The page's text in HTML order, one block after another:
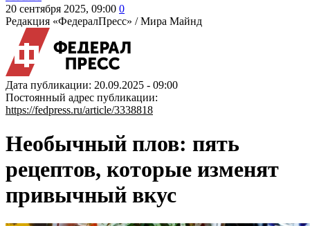
20 сентября 2025, 09:00 0
Редакция «ФедералПресс» /Мира Майнд
Дата публикации: 20.09.2025 - 09:00
Постоянный адрес публикации:
https://fedpress.ru/article/3338818
Необычный плов: пять
рецептов, которые изменят
привычный вкус